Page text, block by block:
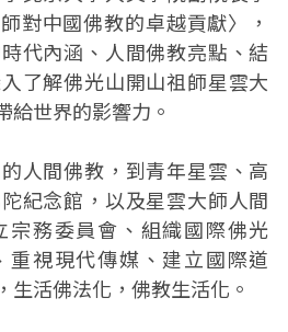
對中國佛教的‭卓越貢獻〉‭‬，
代內涵、人間佛教亮點、結
了解佛光山開山祖師星雲大
給世界的影響力。‬‬‬
人間佛教，到青年星雲、高
紀念館，以及星雲大師人間
宗務委員會、組織國際佛光
重視現代傳媒、建立國際道
生‬活‭佛法‬化‭，佛‬教生‭活化。‬‬‬‬